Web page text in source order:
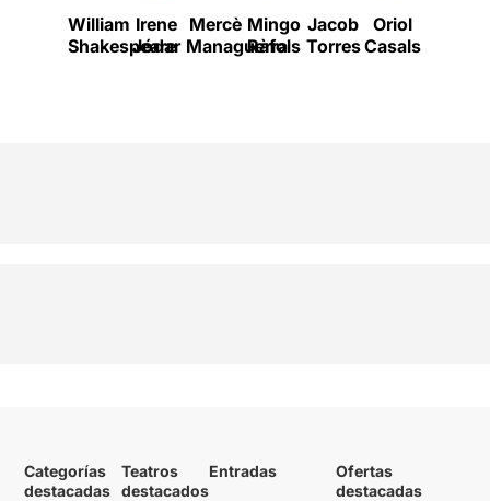
William
Shakespeare
Irene
Jódar
Mercè
Managuerra
Mingo
Ràfols
Jacob
Torres
Oriol
Casals
Categorías
destacadas
Teatros
destacados
Entradas
Ofertas
destacadas